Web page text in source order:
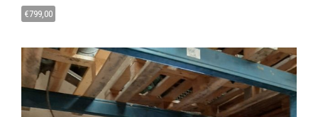
€799,00